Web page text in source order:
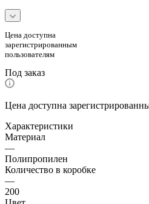
Цена доступна
зарегистрированным
пользователям
Под заказ
Цена доступна
Характеристики
Материал
—
Полипропилен
Количество в коробке
—
200